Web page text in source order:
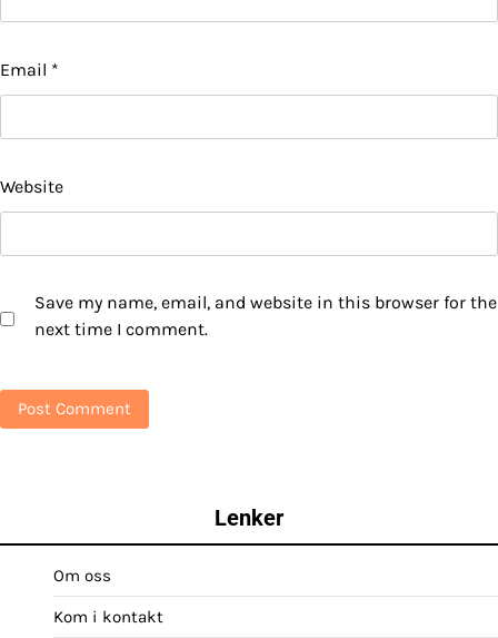
Email *
Website
Save my name, email, and website in this browser for the
next time I comment.
Lenker
Om oss
Kom i kontakt